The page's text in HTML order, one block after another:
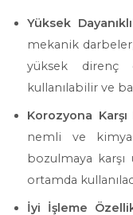
Yüksek
mekanik
yüksek direnç
kullanılabilir ve
Korozyona Karşı
nemli ve
bozulmaya
ortamda
İyi İşleme